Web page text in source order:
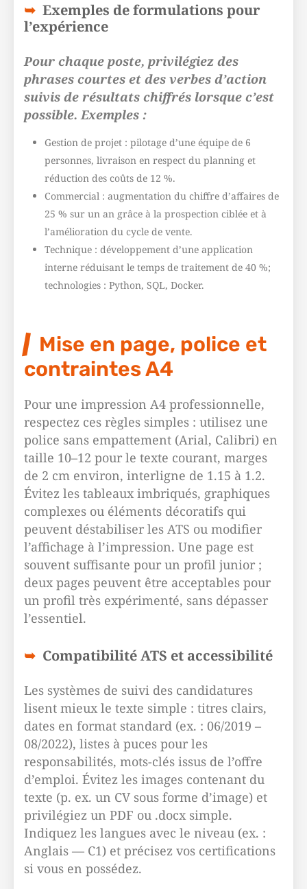
Exemples de formulations pour
l’expérience
Pour chaque poste, privilégiez des
phrases courtes et des verbes d’action
suivis de résultats chiffrés lorsque c’est
possible. Exemples :
Gestion de projet : pilotage d’une équipe de 6
personnes, livraison en respect du planning et
réduction des coûts de 12 %.
Commercial : augmentation du chiffre d’affaires de
25 % sur un an grâce à la prospection ciblée et à
l’amélioration du cycle de vente.
Technique : développement d’une application
interne réduisant le temps de traitement de 40 %;
technologies : Python, SQL, Docker.
Mise en page, police et
contraintes A4
Pour une impression A4 professionnelle,
respectez ces règles simples : utilisez une
police sans empattement (Arial, Calibri) en
taille 10–12 pour le texte courant, marges
de 2 cm environ, interligne de 1.15 à 1.2.
Évitez les tableaux imbriqués, graphiques
complexes ou éléments décoratifs qui
peuvent déstabiliser les ATS ou modifier
l’affichage à l’impression. Une page est
souvent suffisante pour un profil junior ;
deux pages peuvent être acceptables pour
un profil très expérimenté, sans dépasser
l’essentiel.
Compatibilité ATS et accessibilité
Les systèmes de suivi des candidatures
lisent mieux le texte simple : titres clairs,
dates en format standard (ex. : 06/2019 –
08/2022), listes à puces pour les
responsabilités, mots-clés issus de l’offre
d’emploi. Évitez les images contenant du
texte (p. ex. un CV sous forme d’image) et
privilégiez un PDF ou .docx simple.
Indiquez les langues avec le niveau (ex. :
Anglais — C1) et précisez vos certifications
si vous en possédez.